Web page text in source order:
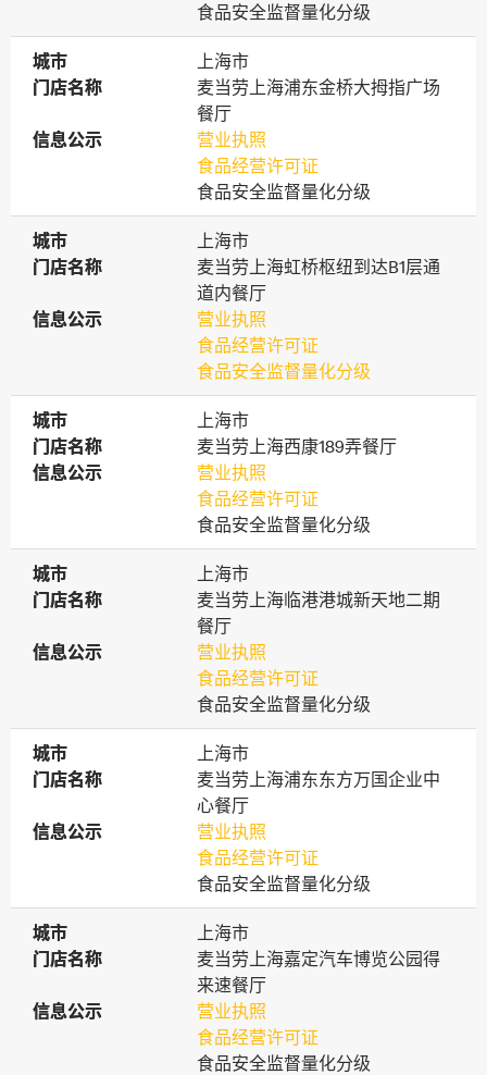
食品安全监督量化分级
城市
城市
上海市
门店名称
门店名称
麦当劳上海浦东金桥大拇指广场
餐厅
信息公示
信息公示
营业执照
食品经营许可证
食品安全监督量化分级
城市
城市
上海市
门店名称
门店名称
麦当劳上海虹桥枢纽到达B1层通
道内餐厅
信息公示
信息公示
营业执照
食品经营许可证
食品安全监督量化分级
城市
城市
上海市
门店名称
门店名称
麦当劳上海西康189弄餐厅
信息公示
信息公示
营业执照
食品经营许可证
食品安全监督量化分级
城市
城市
上海市
门店名称
门店名称
麦当劳上海临港港城新天地二期
餐厅
信息公示
信息公示
营业执照
食品经营许可证
食品安全监督量化分级
城市
城市
上海市
门店名称
门店名称
麦当劳上海浦东东方万国企业中
心餐厅
信息公示
信息公示
营业执照
食品经营许可证
食品安全监督量化分级
城市
城市
上海市
门店名称
门店名称
麦当劳上海嘉定汽车博览公园得
来速餐厅
信息公示
信息公示
营业执照
食品经营许可证
食品安全监督量化分级